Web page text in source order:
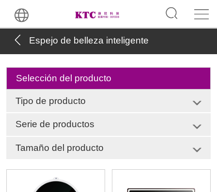
Espejo de belleza inteligente
Selección del producto
Tipo de producto
Serie de productos
Tamaño del producto